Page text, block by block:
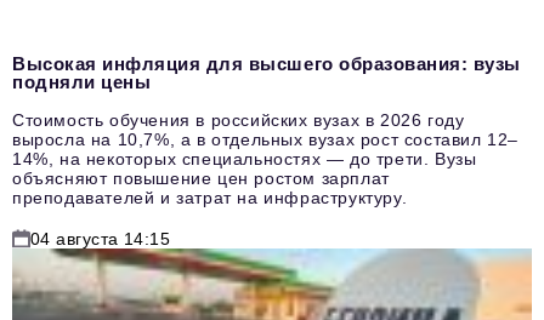
Высокая инфляция для высшего образования: вузы
подняли цены
Стоимость обучения в российских вузах в 2026 году
выросла на 10,7%, а в отдельных вузах рост составил 12–
14%, на некоторых специальностях — до трети. Вузы
объясняют повышение цен ростом зарплат
преподавателей и затрат на инфраструктуру.
04 августа 14:15